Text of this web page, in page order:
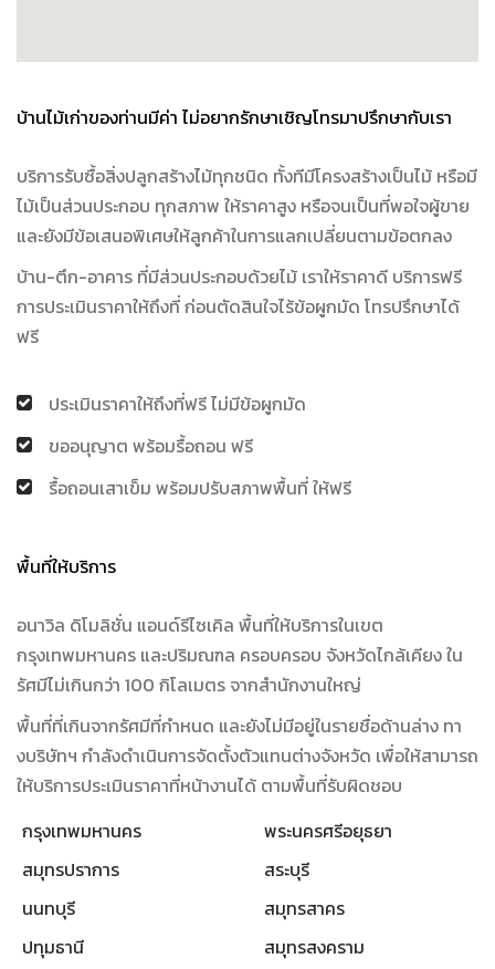
บ้านไม้เก่าของท่านมีค่า ไม่อยากรักษาเชิญโทรมาปรึกษากับเรา
บริการรับซื้อสิ่งปลูกสร้างไม้ทุกชนิด ทั้งทีมีโครงสร้างเป็นไม้ หรือมี
ไม้เป็นส่วนประกอบ ทุกสภาพ ให้ราคาสูง หรือจนเป็นที่พอใจผู้ขาย
และยังมีข้อเสนอพิเศษให้ลูกค้าในการแลกเปลี่ยนตามข้อตกลง
บ้าน-ตึก-อาคาร ที่มีส่วนประกอบด้วยไม้ เราให้ราคาดี บริการฟรี
การประเมินราคาให้ถึงที่ ก่อนตัดสินใจไร้ข้อผูกมัด โทรปรึกษาได้
ฟรี
ประเมินราคาให้ถึงที่ฟรี ไม่มีข้อผูกมัด
ขออนุญาต พร้อมรื้อถอน ฟรี
รื้อถอนเสาเข็ม พร้อมปรับสภาพพื้นที่ ให้ฟรี
พื้นที่ให้บริการ
อนาวิล ดิโมลิชั่น แอนด์รีไซเคิล พื้นที่ให้บริการในเขต
กรุงเทพมหานคร และปริมณฑล ครอบครอบ จังหวัดไกล้เคียง ใน
รัศมีไม่เกินกว่า 100 กิโลเมตร จากสำนักงานใหญ่
พื้นที่ที่เกินจากรัศมีที่กำหนด และยังไม่มีอยู่ในรายชื่อด้านล่าง ทา
งบริษัทฯ กำลังดำเนินการจัดตั้งตัวแทนต่างจังหวัด เพื่อให้สามารถ
ให้บริการประเมินราคาที่หน้างานได้ ตามพื้นที่รับผิดชอบ
กรุงเทพมหานคร
พระนครศรีอยุธยา
สมุทรปราการ
สระบุรี
นนทบุรี
สมุทรสาคร
ปทุมธานี
สมุทรสงคราม